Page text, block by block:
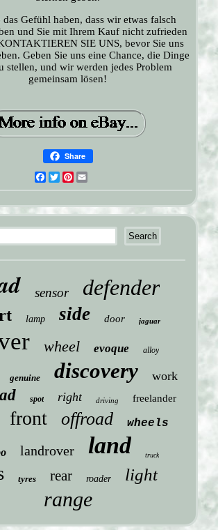
das Gefühl haben, dass wir etwas falsch
und Sie mit Ihrem Kauf nicht zufrieden
SIE UNS, bevor Sie uns
Geben Sie uns eine Chance, die Dinge
stellen, und wir werden jedes Problem
gemeinsam lösen!
Share
Facebook
TwitterPinterest
sensor defender
lamp side door jaguar
wheel evoque alloy
genuine discovery work
spot right driving freelander
front offroad wheels
landrover land truck
tyres rear roader light
range